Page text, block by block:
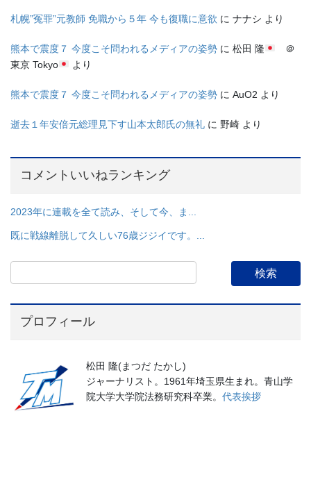
札幌”冤罪”元教師 免職から５年 今も復職に意欲 に ナナシ より
熊本で震度７ 今度こそ問われるメディアの姿勢 に 松田 隆
＠
東京 Tokyo
より
熊本で震度７ 今度こそ問われるメディアの姿勢 に AuO2 より
逝去１年安倍元総理見下す山本太郎氏の無礼 に 野崎 より
コメントいいねランキング
2023年に連載を全て読み、そして今、ま...
既に戦線離脱して久しい76歳ジジイです。...
プロフィール
松田 隆(まつだ たかし)
ジャーナリスト。1961年埼玉県生まれ。青山学
院大学大学院法務研究科卒業。 代表挨拶